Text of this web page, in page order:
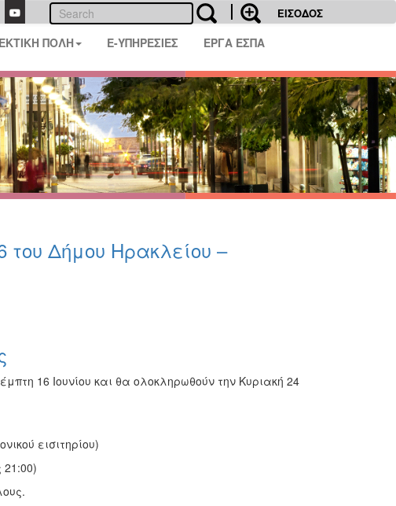
ΕΙΣΟΔΟΣ
ΠΟΛΗ E-ΥΠΗΡΕΣΙΕΣ ΕΡΓΑ ΕΣΠΑ
του Δήμου Ηρακλείου –
16 Ιουνίου και θα ολοκληρωθούν την Κυριακή 24
εισιτηρίου)
21:00)